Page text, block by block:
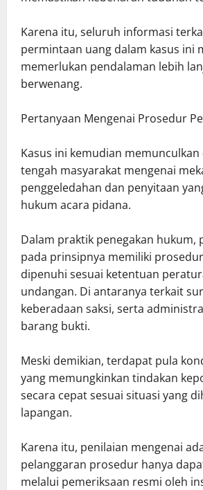
Karena itu, seluruh informasi
permintaan uang dalam kasus ini
memerlukan pendalaman lebih
berwenang.
Pertanyaan Mengenai Prosedur
Kasus ini kemudian memunculkan
tengah masyarakat mengenai
penggeledahan dan penyitaan
hukum acara pidana.
Dalam praktik penegakan hukum,
pada prinsipnya memiliki
dipenuhi sesuai ketentuan
undangan. Di antaranya terkait
keberadaan saksi, serta
barang bukti.
Meski demikian, terdapat pula
yang memungkinkan tindakan
secara cepat sesuai situasi yang
lapangan.
Karena itu, penilaian mengenai
pelanggaran prosedur hanya
melalui pemeriksaan resmi oleh